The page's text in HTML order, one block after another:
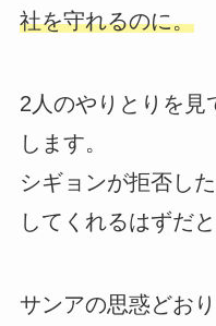
社を守れるのに。
2人のやりとりを見
します。
シギョンが拒否し
してくれるはずだと
サンアの思惑どお